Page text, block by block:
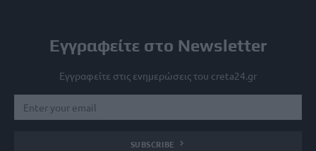
Εγγραφείτε στο Newsletter
Εγγραφείτε στις ενημερώσεις του creta24.gr
SUBSCRIBE